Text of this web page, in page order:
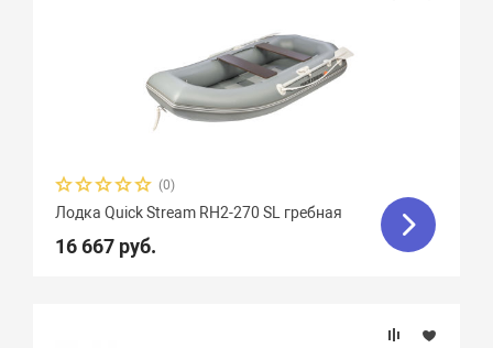
Крепление сидений
Количество сидений
Вид весел (0)
Лодка Quick Stream RH2-270 SL гребная
16 667 руб.